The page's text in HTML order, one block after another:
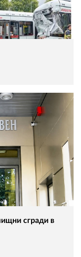
сгради в